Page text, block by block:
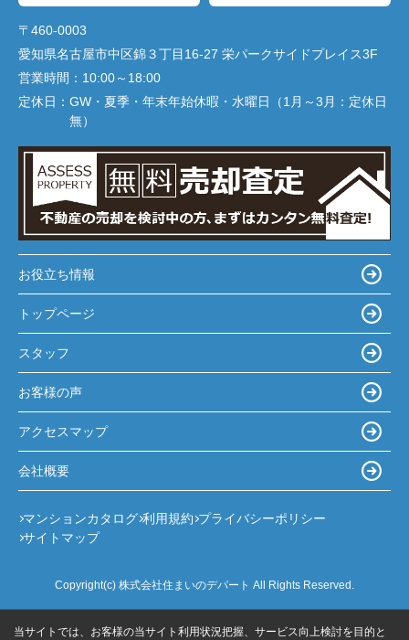
〒460-0003
愛知県名古屋市中区錦３丁目16-27 栄パークサイドプレイス3F
営業時間： 10:00～18:00
定休日： GW・夏季・年末年始休暇・水曜日（1月～3月：定休日
無）
お役立ち情報
トップページ
スタッフ
お客様の声
アクセスマップ
会社概要
マンションカタログ 利用規約 プライバシーポリシー
サイトマップ
Copyright(c) 株式会社住まいのデパート All Rights Reserved.
当サイトでは、お客様の当サイト利用状況把握、サービス向上検討を目的と